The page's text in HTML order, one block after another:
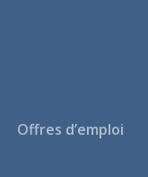
Offres d’emploi